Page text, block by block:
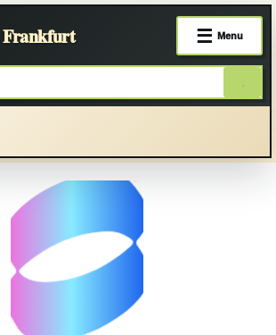
Frankfurt ☰ Menu